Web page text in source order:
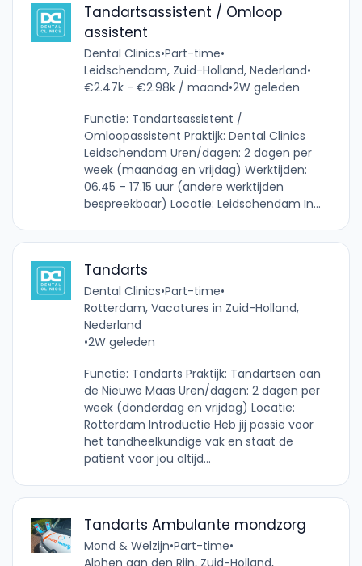
Tandartsassistent / Omloop
assistent
Dental Clinics•Part-time•
Leidschendam, Zuid-Holland, Nederland•
€2.47k - €2.98k / maand•2W geleden
Functie: Tandartsassistent /
Omloopassistent Praktijk: Dental Clinics
Leidschendam Uren/dagen: 2 dagen per
week (maandag en vrijdag) Werktijden:
06.45 – 17.15 uur (andere werktijden
bespreekbaar) Locatie: Leidschendam In...
Tandarts
Dental Clinics•Part-time•
Rotterdam, Vacatures in Zuid-Holland,
Nederland
•2W geleden
Functie: Tandarts Praktijk: Tandartsen aan
de Nieuwe Maas Uren/dagen: 2 dagen per
week (donderdag en vrijdag) Locatie:
Rotterdam Introductie Heb jij passie voor
het tandheelkundige vak en staat de
patiënt voor jou altijd...
Tandarts Ambulante mondzorg
Mond & Welzijn•Part-time•